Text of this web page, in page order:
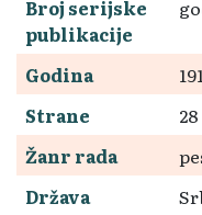
Broj serijske
publikacije
Godina
Strane
28
Žanr rada
Država